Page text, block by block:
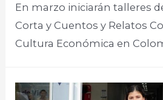
En marzo iniciarán talleres
Corta y Cuentos y Relatos
Cultura Económica en